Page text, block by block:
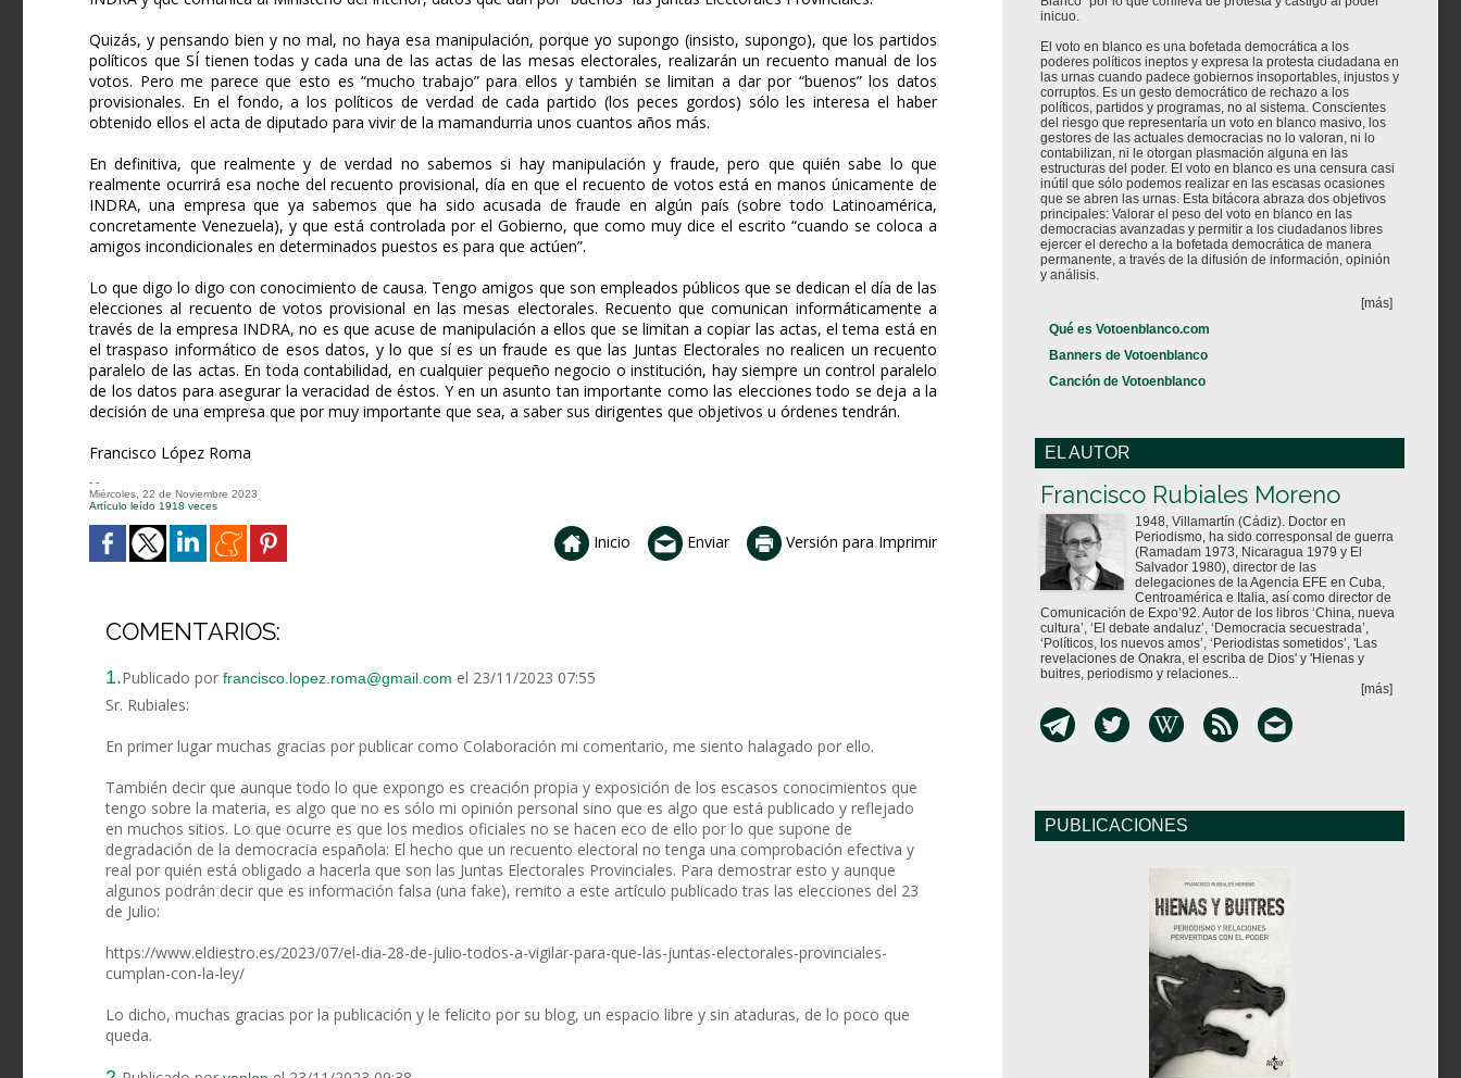
Quizás, y pensando bien y no mal, no haya esa manipulación, porque yo supongo (insisto, supongo), que los partidos
políticos que SÍ tienen todas y cada una de las actas de las mesas electorales, realizarán un recuento manual de los
votos. Pero me parece que esto es “mucho trabajo” para ellos y también se limitan a dar por “buenos” los datos
provisionales. En el fondo, a los políticos de verdad de cada partido (los peces gordos) sólo les interesa el haber
obtenido ellos el acta de diputado para vivir de la mamandurria unos cuantos años más.
En definitiva, que realmente y de verdad no sabemos si hay manipulación y fraude, pero que quién sabe lo que
realmente ocurrirá esa noche del recuento provisional, día en que el recuento de votos está en manos únicamente de
INDRA, una empresa que ya sabemos que ha sido acusada de fraude en algún país (sobre todo Latinoamérica,
concretamente Venezuela), y que está controlada por el Gobierno, que como muy dice el escrito “cuando se coloca a
amigos incondicionales en determinados puestos es para que actúen”.
Lo que digo lo digo con conocimiento de causa. Tengo amigos que son empleados públicos que se dedican el día de las
elecciones al recuento de votos provisional en las mesas electorales. Recuento que comunican informáticamente a
través de la empresa INDRA, no es que acuse de manipulación a ellos que se limitan a copiar las actas, el tema está en
el traspaso informático de esos datos, y lo que sí es un fraude es que las Juntas Electorales no realicen un recuento
paralelo de las actas. En toda contabilidad, en cualquier pequeño negocio o institución, hay siempre un control paralelo
de los datos para asegurar la veracidad de éstos. Y en un asunto tan importante como las elecciones todo se deja a la
decisión de una empresa que por muy importante que sea, a saber sus dirigentes que objetivos u órdenes tendrán.
Francisco López Roma
- -
Miércoles, 22 de Noviembre 2023
Artículo leído 1918 veces
Inicio Enviar Versión para Imprimir
COMENTARIOS:
1.Publicado por francisco.lopez.roma@gmail.com el 23/11/2023 07:55
Sr. Rubiales:
En primer lugar muchas gracias por publicar como Colaboración mi comentario, me siento halagado por ello.
También decir que aunque todo lo que expongo es creación propia y exposición de los escasos conocimientos que
tengo sobre la materia, es algo que no es sólo mi opinión personal sino que es algo que está publicado y reflejado
en muchos sitios. Lo que ocurre es que los medios oficiales no se hacen eco de ello por lo que supone de
degradación de la democracia española: El hecho que un recuento electoral no tenga una comprobación efectiva y
real por quién está obligado a hacerla que son las Juntas Electorales Provinciales. Para demostrar esto y aunque
algunos podrán decir que es información falsa (una fake), remito a este artículo publicado tras las elecciones del 23
de Julio:
https://www.eldiestro.es/2023/07/el-dia-28-de-julio-todos-a-vigilar-para-que-las-juntas-electorales-provinciales-
cumplan-con-la-ley/
Lo dicho, muchas gracias por la publicación y le felicito por su blog, un espacio libre y sin ataduras, de lo poco que
queda.
inicuo.
El voto en blanco es una bofetada democrática a los
poderes políticos ineptos y expresa la protesta ciudadana en
las urnas cuando padece gobiernos insoportables, injustos y
corruptos. Es un gesto democrático de rechazo a los
políticos, partidos y programas, no al sistema. Conscientes
del riesgo que representaría un voto en blanco masivo, los
gestores de las actuales democracias no lo valoran, ni lo
contabilizan, ni le otorgan plasmación alguna en las
estructuras del poder. El voto en blanco es una censura casi
inútil que sólo podemos realizar en las escasas ocasiones
que se abren las urnas. Esta bitácora abraza dos objetivos
principales: Valorar el peso del voto en blanco en las
democracias avanzadas y permitir a los ciudadanos libres
ejercer el derecho a la bofetada democrática de manera
permanente, a través de la difusión de información, opinión
y análisis.
[más]
Qué es Votoenblanco.com
Banners de Votoenblanco
Canción de Votoenblanco
EL AUTOR
Francisco Rubiales Moreno
1948, Villamartín (Cádiz). Doctor en
Periodismo, ha sido corresponsal de guerra
(Ramadam 1973, Nicaragua 1979 y El
Salvador 1980), director de las
delegaciones de la Agencia EFE en Cuba,
Centroamérica e Italia, así como director de
Comunicación de Expo’92. Autor de los libros ‘China, nueva
cultura’, ‘El debate andaluz’, ‘Democracia secuestrada’,
‘Políticos, los nuevos amos’, ‘Periodistas sometidos’, 'Las
revelaciones de Onakra, el escriba de Dios' y 'Hienas y
buitres, periodismo y relaciones...
[más]
PUBLICACIONES